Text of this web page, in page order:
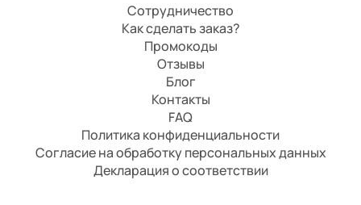
Сотрудничество
Как сделать заказ?
Промокоды
Отзывы
Блог
Контакты
FAQ
Политика конфиденциальности
Согласие на обработку персональных данных
Декларация о соответствии